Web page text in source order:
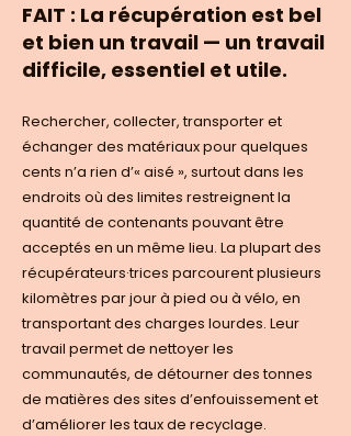
FAIT : La récupération est bel
et bien un travail — un travail
difficile, essentiel et utile.
Rechercher, collecter, transporter et
échanger des matériaux pour quelques
cents n’a rien d’« aisé », surtout dans les
endroits où des limites restreignent la
quantité de contenants pouvant être
acceptés en un même lieu. La plupart des
récupérateurs·trices parcourent plusieurs
kilomètres par jour à pied ou à vélo, en
transportant des charges lourdes. Leur
travail permet de nettoyer les
communautés, de détourner des tonnes
de matières des sites d’enfouissement et
d’améliorer les taux de recyclage.